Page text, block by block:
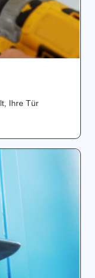
Ihre Tür